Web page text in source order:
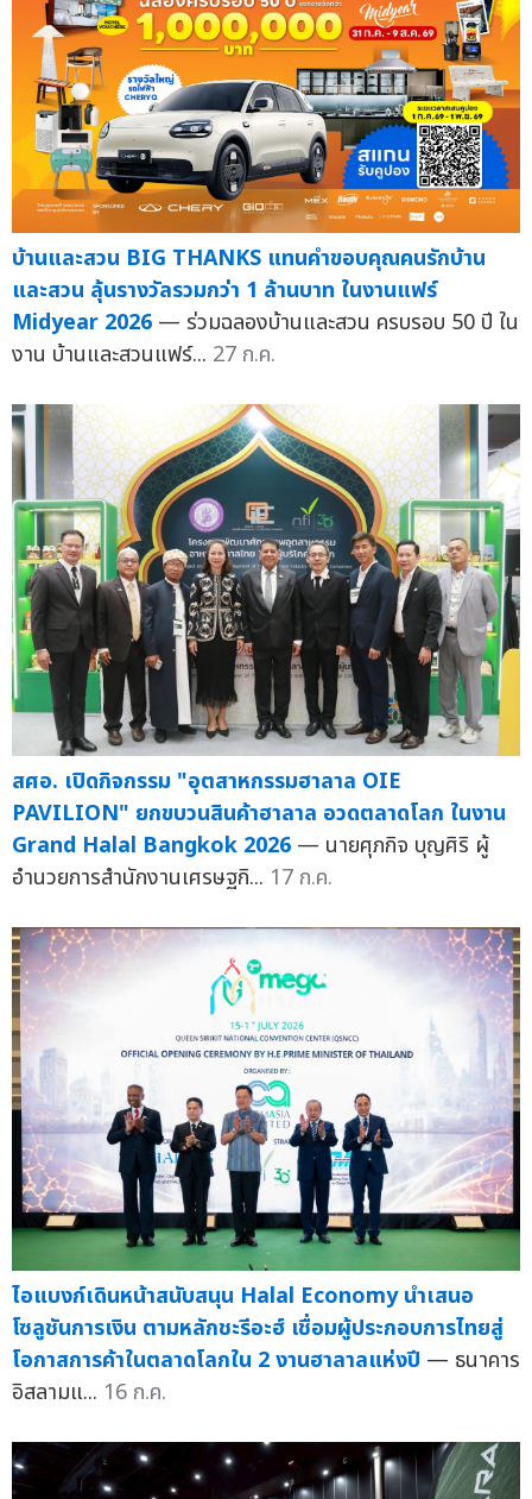
บ้านและสวน BIG THANKS แทนคำขอบคุณคนรักบ้าน
และสวน ลุ้นรางวัลรวมกว่า 1 ล้านบาท ในงานแฟร์
Midyear 2026 — ร่วมฉลองบ้านและสวน ครบรอบ 50 ปี ใน
งาน บ้านและสวนแฟร์... 27 ก.ค.
สศอ. เปิดกิจกรรม "อุตสาหกรรมฮาลาล OIE
PAVILION" ยกขบวนสินค้าฮาลาล อวดตลาดโลก ในงาน
Grand Halal Bangkok 2026 — นายศุภกิจ บุญศิริ ผู้
อำนวยการสำนักงานเศรษฐกิ... 17 ก.ค.
ไอแบงก์เดินหน้าสนับสนุน Halal Economy นำเสนอ
โซลูชันการเงิน ตามหลักชะรีอะฮ์ เชื่อมผู้ประกอบการไทยสู่
โอกาสการค้าในตลาดโลกใน 2 งานฮาลาลแห่งปี — ธนาคาร
อิสลามแ... 16 ก.ค.